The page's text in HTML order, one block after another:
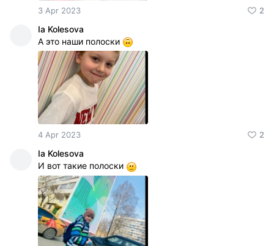
3 Apr 2023 2
Ia Kolesova
А это наши полоски
4 Apr 2023 2
Ia Kolesova
И вот такие полоски